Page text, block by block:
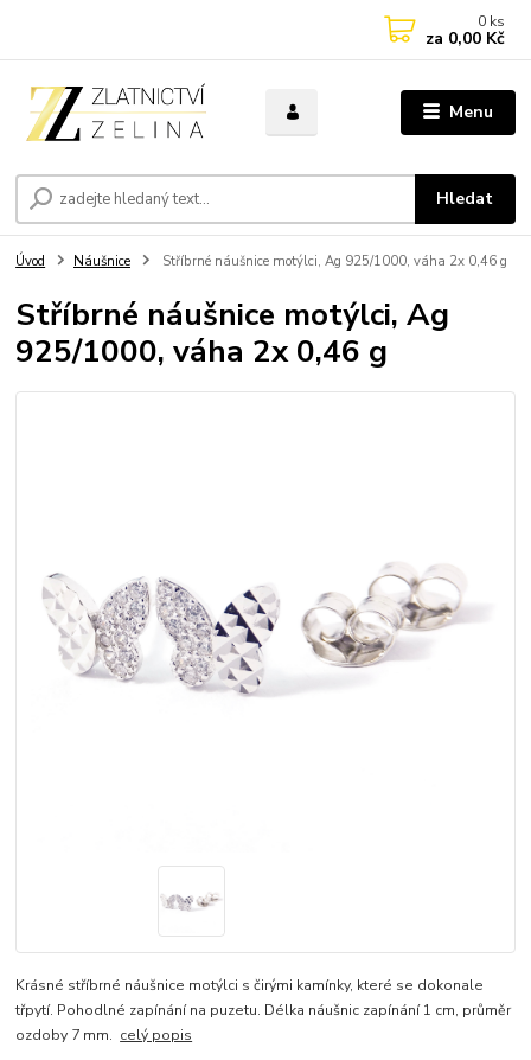
Menu
Hledat
0 ks
za 0,00 Kč
Úvod Náušnice Stříbrné náušnice motýlci, Ag 925/1000, váha 2x 0,46 g
Stříbrné náušnice motýlci, Ag
925/1000, váha 2x 0,46 g
Krásné stříbrné náušnice motýlci s čirými kamínky, které se dokonale
třpytí. Pohodlné zapínání na puzetu. Délka náušnic zapínání 1 cm, průměr
ozdoby 7 mm. celý popis